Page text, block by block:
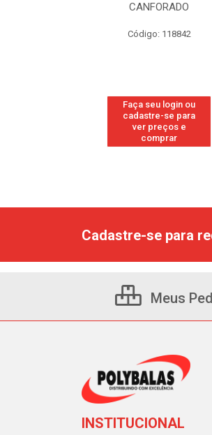
CANFORADO
Código: 118842
Faça seu login ou
cadastre-se para
ver preços e
comprar
Cadastre-se para
Meus
INSTITUCIONAL